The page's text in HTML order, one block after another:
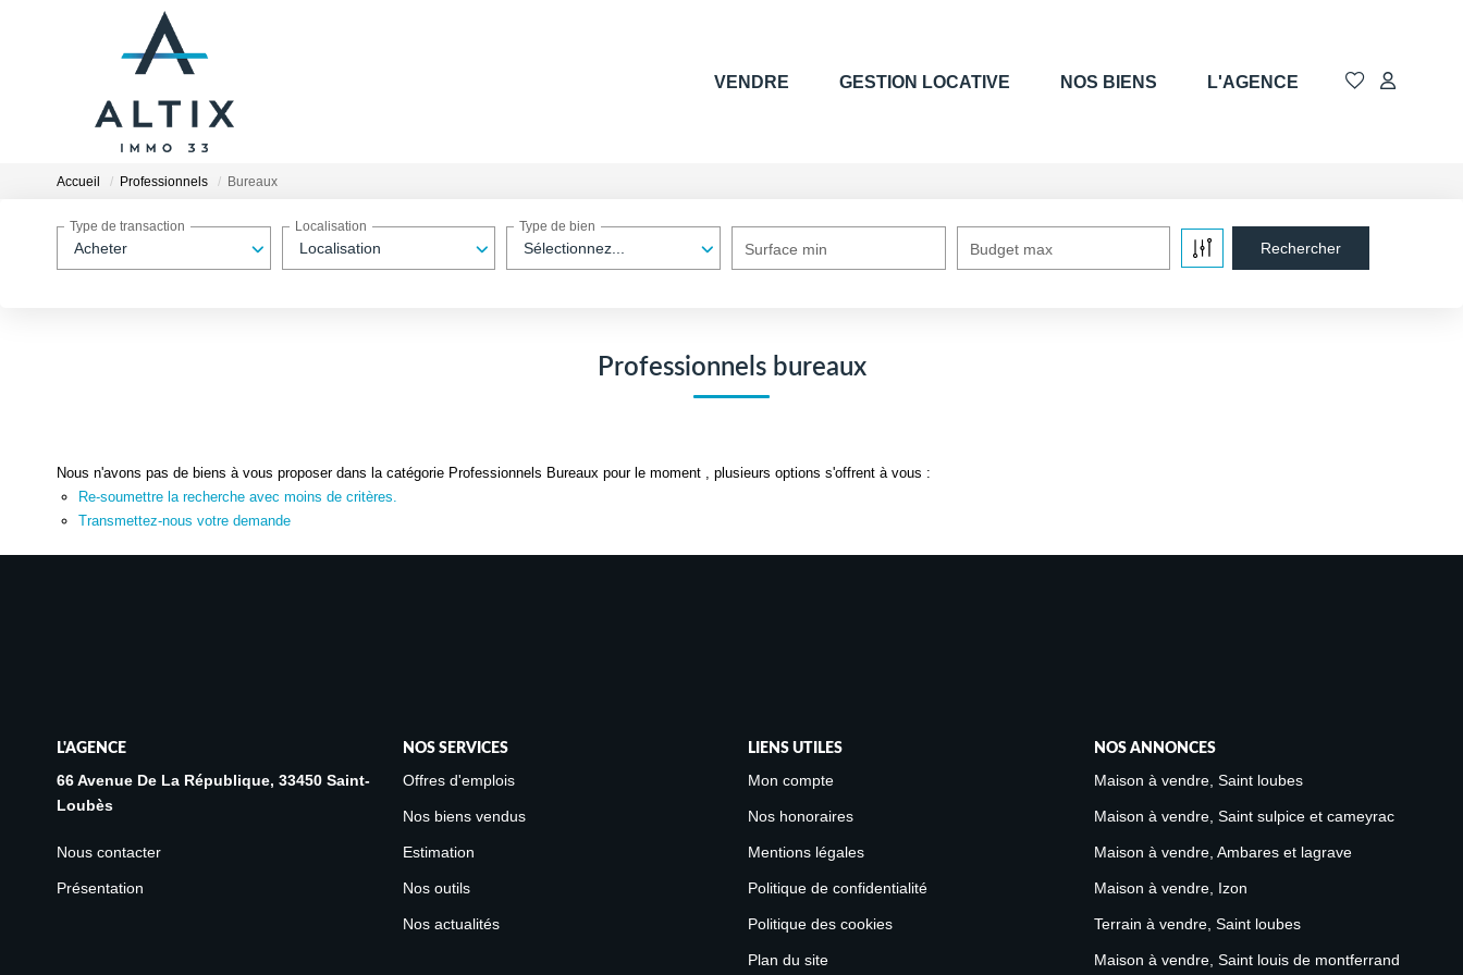
VENDRE GESTION LOCATIVE NOS BIENS L'AGENCE
Accueil Professionnels Bureaux
Acheter
Type de transaction
Localisation
Localisation
Sélectionnez...
Type de bien
Surface min Budget max
Professionnels bureaux
Nous n'avons pas de biens à vous proposer dans la catégorie Professionnels Bureaux pour le moment , plusieurs options s'offrent à vous :
Re-soumettre la recherche avec moins de critères.
Transmettez-nous votre demande
L'AGENCE
66 Avenue De La République, 33450 Saint-
Loubès
Nous contacter
Présentation
NOS SERVICES
Offres d'emplois
Nos biens vendus
Estimation
Nos outils
Nos actualités
LIENS UTILES
Mon compte
Nos honoraires
Mentions légales
Politique de confidentialité
Politique des cookies
Plan du site
NOS ANNONCES
Maison à vendre, Saint loubes
Maison à vendre, Saint sulpice et cameyrac
Maison à vendre, Ambares et lagrave
Maison à vendre, Izon
Terrain à vendre, Saint loubes
Maison à vendre, Saint louis de montferrand